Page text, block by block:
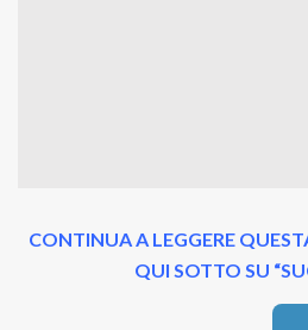
CONTINUA A LEGGERE
QUI SOTTO SU